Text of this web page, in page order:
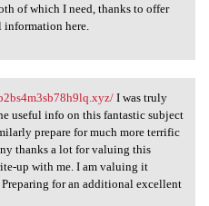
of which I need, thanks to offer
information here.
I was truly
useful info on this fantastic subject
prepare for much more terrific
thanks a lot for valuing this
up with me. I am valuing it
for an additional excellent